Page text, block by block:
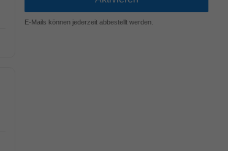
E-Mails können jederzeit abbestellt werden.